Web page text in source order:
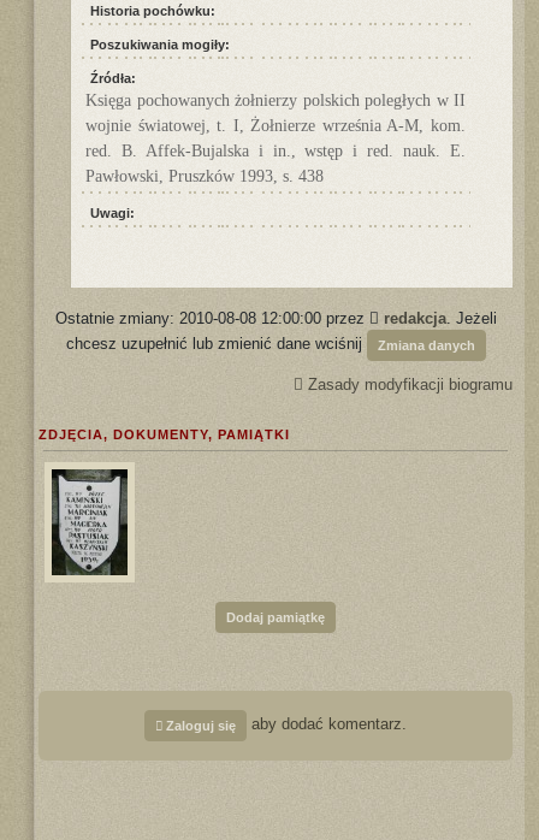
Historia pochówku:
Poszukiwania mogiły:
Źródła:
Księga pochowanych żołnierzy polskich poległych w II
wojnie światowej, t. I, Żołnierze września A-M, kom.
red. B. Affek-Bujalska i in., wstęp i red. nauk. E.
Pawłowski, Pruszków 1993, s. 438
Uwagi:
Ostatnie zmiany: 2010-08-08 12:00:00 przez redakcja. Jeżeli
chcesz uzupełnić lub zmienić dane wciśnij
Zmiana danych
Zasady modyfikacji biogramu
ZDJĘCIA, DOKUMENTY, PAMIĄTKI
Dodaj pamiątkę
Zaloguj się aby dodać komentarz.